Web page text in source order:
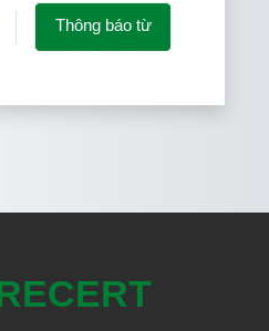
Thông báo từ